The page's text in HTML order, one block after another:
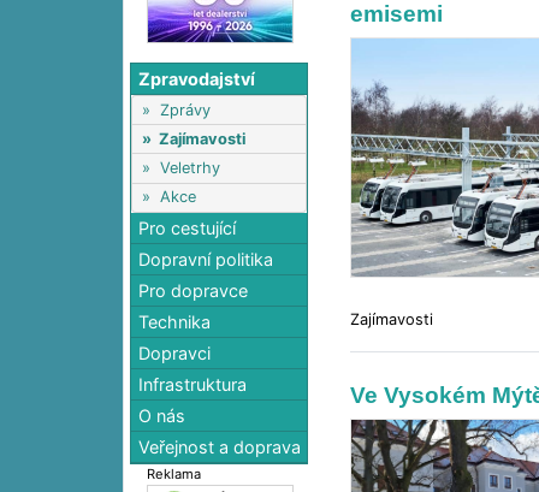
Zpravodajství
» Zprávy
» Zajímavosti
» Veletrhy
» Akce
Pro cestující
Dopravní politika
Pro dopravce
Technika
Dopravci
Infrastruktura
O nás
Veřejnost a doprava
Reklama
emisemi
Zajímavosti
Ve Vysokém